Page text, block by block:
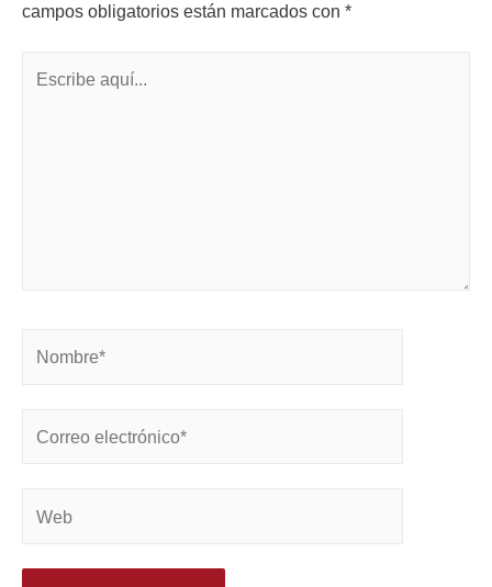
campos obligatorios están marcados con *